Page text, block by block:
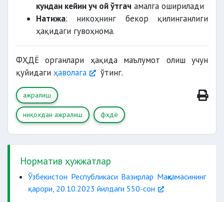
кундан кейин уч ой ўтгач амалга оширилади
Натижа: никоҳнинг бекор қилинганлиги
ҳақидаги гувоҳнома.
ФҲДЁ органлари ҳақида маълумот олиш учун
қуйидаги ҳаволага ўтинг.
ажралиш
ниқохдан ажралиш фҳдё
Норматив ҳужжатлар
Ўзбекистон Республикаси Вазирлар Маҳкамасининг
қарори, 20.10.2023 йилдаги 550-сон